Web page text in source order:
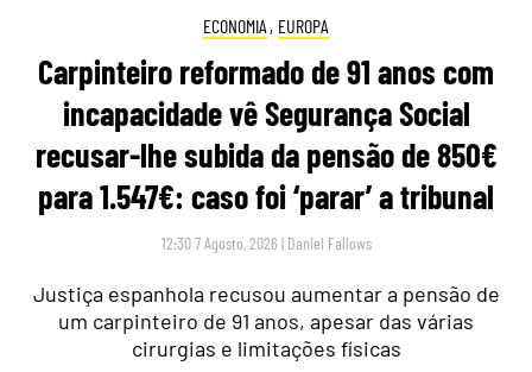
ECONOMIA , EUROPA
Carpinteiro reformado de 91 anos com
incapacidade vê Segurança Social
recusar-lhe subida da pensão de 850€
para 1.547€: caso foi ‘parar’ a tribunal
12:30 7 Agosto, 2026 | Daniel Fallows
Justiça espanhola recusou aumentar a pensão de
um carpinteiro de 91 anos, apesar das várias
cirurgias e limitações físicas